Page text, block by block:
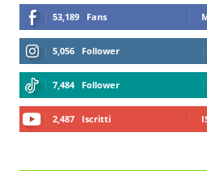
53,189 Fans
5,056 Follower
7,484 Follower
2,487 Iscritti